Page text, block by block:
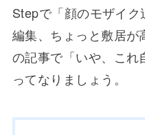
Stepで「顔のモザイ
編集、ちょっと敷居が
の記事で「いや、これ
ってなりましょう。